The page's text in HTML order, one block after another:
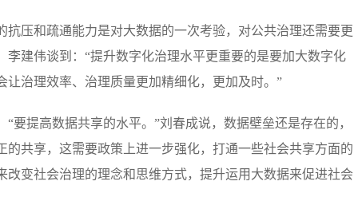
抗压和疏通能力是对大数据的一次考验，对公共治理还需要更
李建伟谈到：“提升数字化治理水平更重要的是要加大数字化
让治理效率、治理质量更加精细化，更加及时。”
要提高数据共享的水平。”刘春成说，数据壁垒还是存在的，
的共享，这需要政策上进一步强化，打通一些社会共享方面的
改变社会治理的理念和思维方式，提升运用大数据来促进社会